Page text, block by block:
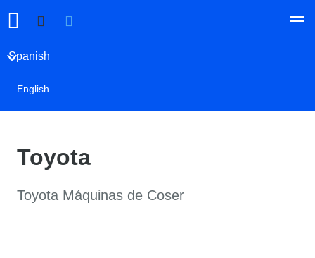
Spanish
English
Toyota
Toyota Máquinas de Coser